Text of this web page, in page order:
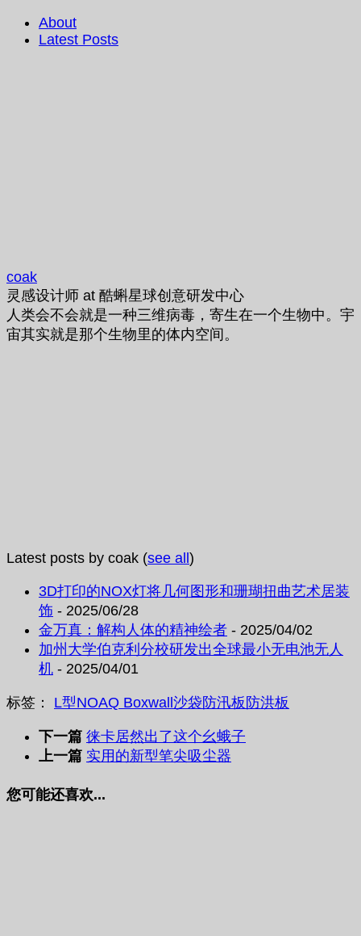
About
Latest Posts
coak
灵感设计师 at 酷蝌星球创意研发中心
人类会不会就是一种三维病毒，寄生在一个生物中。宇
宙其实就是那个生物里的体内空间。
Latest posts by coak (see all )
3D打印的NOX灯将几何图形和珊瑚扭曲艺术居装
饰 - 2025/06/28
金万真：解构人体的精神绘者 - 2025/04/02
加州大学伯克利分校研发出全球最小无电池无人
机 - 2025/04/01
标签： L型NOAQ Boxwall 沙袋 防汛板 防洪板
下一篇 徕卡居然出了这个幺蛾子
上一篇 实用的新型笔尖吸尘器
您可能还喜欢...